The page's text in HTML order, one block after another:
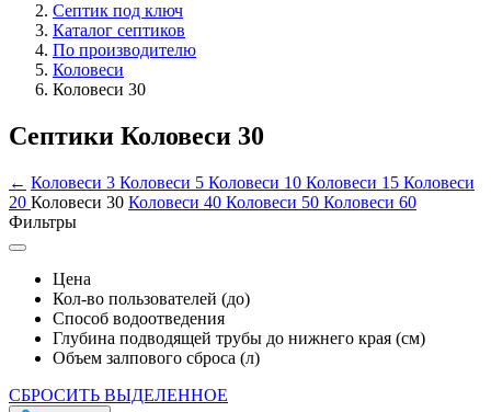
Септик под ключ
Каталог септиков
По производителю
Коловеси
Коловеси 30
Септики Коловеси 30
← Коловеси 3 Коловеси 5 Коловеси 10 Коловеси 15 Коловеси
20 Коловеси 30 Коловеси 40 Коловеси 50 Коловеси 60
Фильтры
Цена
Кол-во пользователей (до)
Способ водоотведения
Глубина подводящей трубы до нижнего края (см)
Объем залпового сброса (л)
СБРОСИТЬ ВЫДЕЛЕННОЕ